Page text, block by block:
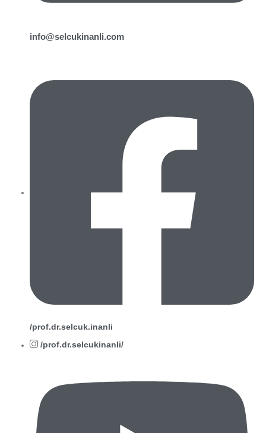
info@selcukinanli.com
/prof.dr.selcuk.inanli
/prof.dr.selcukinanli/